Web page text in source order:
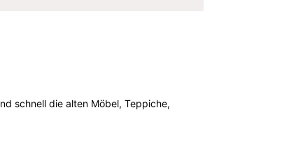
schnell die alten Möbel, Teppiche,